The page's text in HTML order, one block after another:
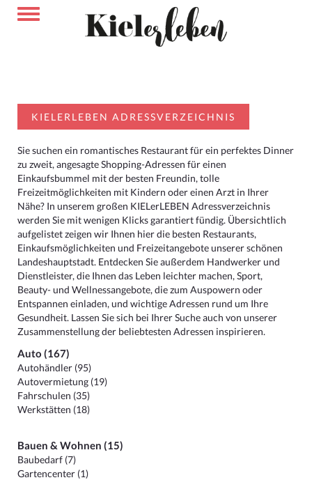
KIELERLEBEN ADRESSVERZEICHNIS
Sie suchen ein romantisches Restaurant für ein perfektes Dinner
zu zweit, angesagte Shopping-Adressen für einen
Einkaufsbummel mit der besten Freundin, tolle
Freizeitmöglichkeiten mit Kindern oder einen Arzt in Ihrer
Nähe? In unserem großen KIELerLEBEN Adressverzeichnis
werden Sie mit wenigen Klicks garantiert fündig. Übersichtlich
aufgelistet zeigen wir Ihnen hier die besten Restaurants,
Einkaufsmöglichkeiten und Freizeitangebote unserer schönen
Landeshauptstadt. Entdecken Sie außerdem Handwerker und
Dienstleister, die Ihnen das Leben leichter machen, Sport,
Beauty- und Wellnessangebote, die zum Auspowern oder
Entspannen einladen, und wichtige Adressen rund um Ihre
Gesundheit. Lassen Sie sich bei Ihrer Suche auch von unserer
Zusammenstellung der beliebtesten Adressen inspirieren.
Auto (167)
Autohändler (95)
Autovermietung (19)
Fahrschulen (35)
Werkstätten (18)
Bauen & Wohnen (15)
Baubedarf (7)
Gartencenter (1)